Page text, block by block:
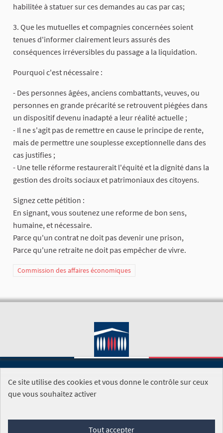
habilitée à statuer sur ces demandes au cas par cas;
3. Que les mutuelles et compagnies concernées soient
tenues d'informer clairement leurs assurés des
conséquences irréversibles du passage a la liquidation.
Pourquoi c'est nécessaire :
- Des personnes âgées, anciens combattants, veuves, ou
personnes en grande précarité se retrouvent piégées dans
un dispositif devenu inadapté a leur réalité actuelle ;
- Il ne s'agit pas de remettre en cause le principe de rente,
mais de permettre une souplesse exceptionnelle dans des
cas justifies ;
- Une telle réforme restaurerait l'équité et la dignité dans la
gestion des droits sociaux et patrimoniaux des citoyens.
Signez cette pétition :
En signant, vous soutenez une reforme de bon sens,
humaine, et nécessaire.
Parce qu'un contrat ne doit pas devenir une prison,
Parce qu'une retraite ne doit pas empêcher de vivre.
Commission des affaires économiques
SITE DE L'ASSEMBLÉE NATIONALE
Foire aux questions
Ce site utilise des cookies et vous donne le contrôle sur ceux
que vous souhaitez activer
Tout accepter